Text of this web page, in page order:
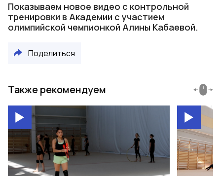
Показываем новое видео с контрольной
тренировки в Академии с участием
олимпийской чемпионкой Алины Кабаевой.
Поделиться
Также рекомендуем